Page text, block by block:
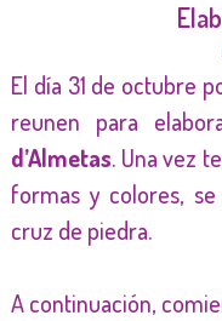
El día 31 de octubre
reunen para
d’Almetas. Una vez
formas y colores,
cruz de piedra.
A continuación,